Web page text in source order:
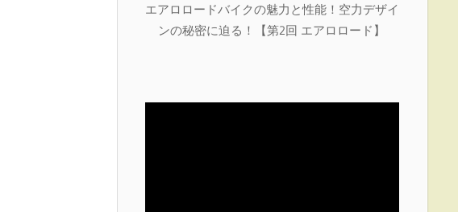
エアロロードバイクの魅力と性能！空力デザイ
ンの秘密に迫る！【第2回 エアロロード】